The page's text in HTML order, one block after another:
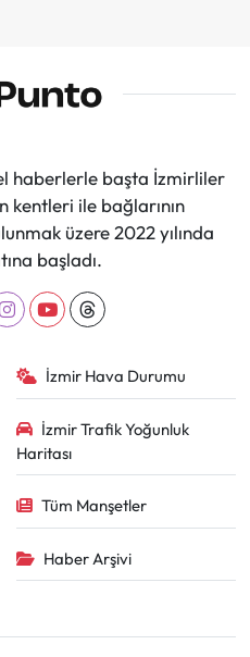
haberlerle başta İzmirliler
kentleri ile bağlarının
üzere 2022 yılında
başladı.
İzmir Hava Durumu
İzmir Trafik Yoğunluk
Haritası
Tüm Manşetler
Haber Arşivi